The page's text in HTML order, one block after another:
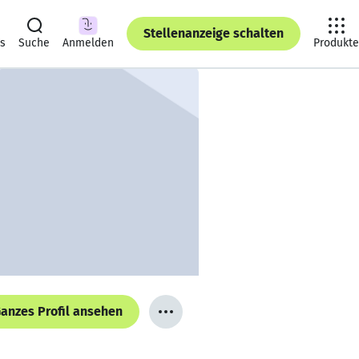
Suche Anmelden
Stellenanzeige schalten
Produkte
Profil ansehen